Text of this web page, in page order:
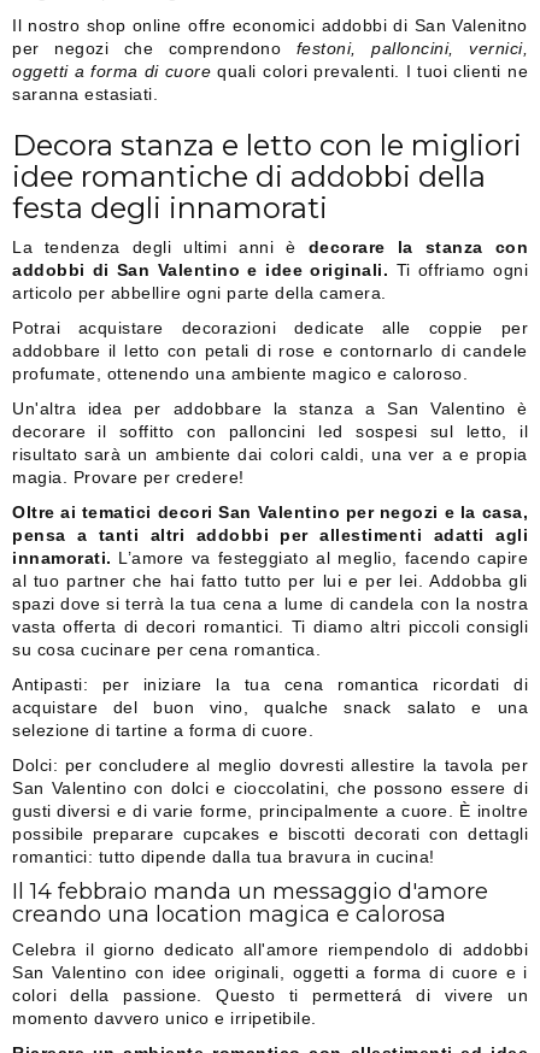
Il nostro shop online offre economici addobbi di San Valenitno
per negozi che comprendono festoni, palloncini, vernici,
oggetti a forma di cuore quali colori prevalenti. I tuoi clienti ne
saranna estasiati.
Decora stanza e letto con le migliori
idee romantiche di addobbi della
festa degli innamorati
La tendenza degli ultimi anni è decorare la stanza con
addobbi di San Valentino e idee originali. Ti offriamo ogni
articolo per abbellire ogni parte della camera.
Potrai acquistare decorazioni dedicate alle coppie per
addobbare il letto con petali di rose e contornarlo di candele
profumate, ottenendo una ambiente magico e caloroso.
Un'altra idea per addobbare la stanza a San Valentino è
decorare il soffitto con palloncini led sospesi sul letto, il
risultato sarà un ambiente dai colori caldi, una ver a e propia
magia. Provare per credere!
Oltre ai tematici decori San Valentino per negozi e la casa,
pensa a tanti altri addobbi per allestimenti adatti agli
innamorati. L’amore va festeggiato al meglio, facendo capire
al tuo partner che hai fatto tutto per lui e per lei. Addobba gli
spazi dove si terrà la tua cena a lume di candela con la nostra
vasta offerta di decori romantici. Ti diamo altri piccoli consigli
su cosa cucinare per cena romantica.
Antipasti: per iniziare la tua cena romantica ricordati di
acquistare del buon vino, qualche snack salato e una
selezione di tartine a forma di cuore.
Dolci: per concludere al meglio dovresti allestire la tavola per
San Valentino con dolci e cioccolatini, che possono essere di
gusti diversi e di varie forme, principalmente a cuore. È inoltre
possibile preparare cupcakes e biscotti decorati con dettagli
romantici: tutto dipende dalla tua bravura in cucina!
Il 14 febbraio manda un messaggio d'amore
creando una location magica e calorosa
Celebra il giorno dedicato all'amore riempendolo di addobbi
San Valentino con idee originali, oggetti a forma di cuore e i
colori della passione. Questo ti permetterá di vivere un
momento davvero unico e irripetibile.